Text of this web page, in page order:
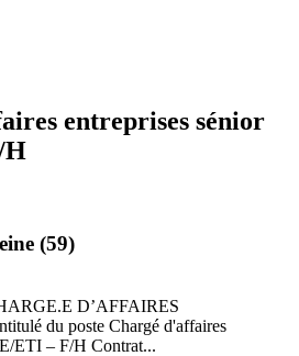
entreprises sénior
H
(59)
D’AFFAIRES
du poste Chargé d'affaires
ETI – F/H Contrat...